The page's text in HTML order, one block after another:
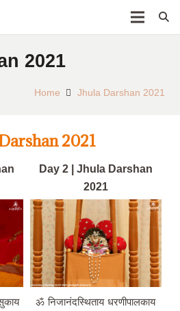
2021
Home Jhula Darshan 2021
2021
Day 2 | Jhula Darshan
2021
ॐ निजानंदस्थिताय धरणीपालकाय